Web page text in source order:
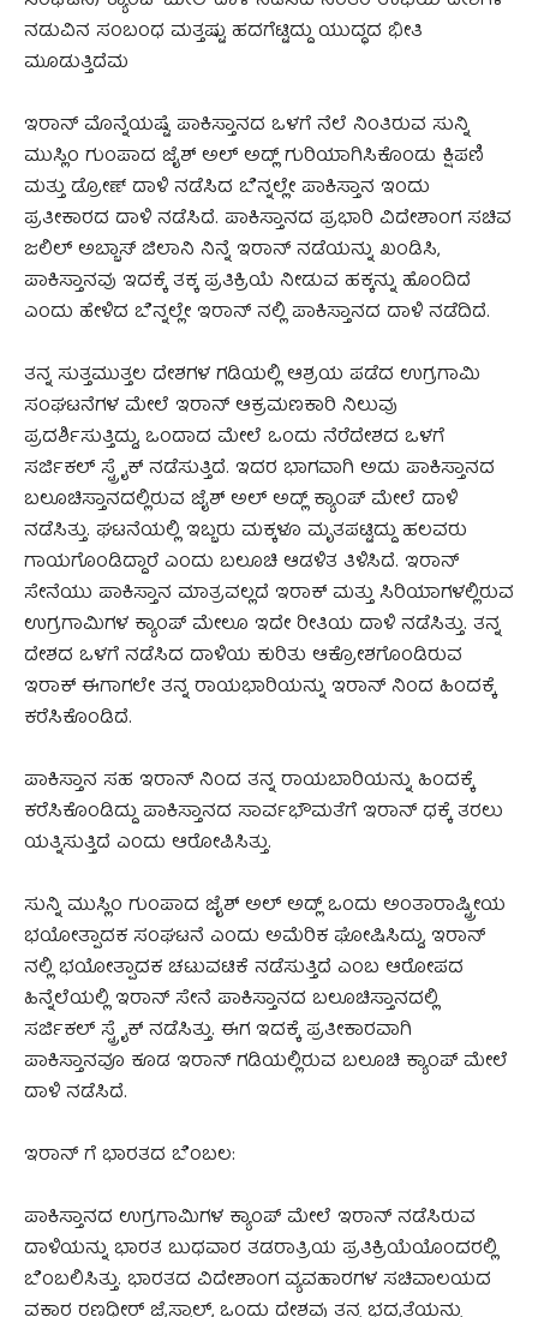
ನಡುವಿನ ಸಂಬಂಧ ಮತ್ತಷ್ಟು ಹದಗೆಟ್ಟಿದ್ದು ಯುದ್ಧದ ಭೀತಿ
ಮೂಡುತ್ತಿದೆಮ
ಇರಾನ್‌ ಮೊನ್ನೆಯಷ್ಟೆ ಪಾಕಿಸ್ತಾನದ ಒಳಗೆ ನೆಲೆ ನಿಂತಿರುವ ಸುನ್ನಿ
ಮುಸ್ಲಿಂ ಗುಂಪಾದ ಜೈಶ್‌ ಅಲ್‌ ಅದ್ಲ್‌ ಗುರಿಯಾಗಿಸಿಕೊಂಡು ಕ್ಷಿಪಣಿ
ಮತ್ತು ಡ್ರೋಣ್‌ ದಾಳಿ ನಡೆಸಿದ ಬೆನ್ನಲ್ಲೇ ಪಾಕಿಸ್ತಾನ ಇಂದು
ಪ್ರತೀಕಾರದ ದಾಳಿ ನಡೆಸಿದೆ. ಪಾಕಿಸ್ತಾನದ ಪ್ರಭಾರಿ ವಿದೇಶಾಂಗ ಸಚಿವ
ಜಲಿಲ್‌ ಅಬ್ಬಾಸ್ ಜಿಲಾನಿ ನಿನ್ನೆ ಇರಾನ್ ನಡೆಯನ್ನು ಖಂಡಿಸಿ,
ಪಾಕಿಸ್ತಾನವು ಇದಕ್ಕೆ ತಕ್ಕ ಪ್ರತಿಕ್ರಿಯೆ ನೀಡುವ ಹಕ್ಕನ್ನು ಹೊಂದಿದೆ
ಎಂದು ಹೇಳಿದ ಬೆನ್ನಲ್ಲೇ ಇರಾನ್‌ ನಲ್ಲಿ ಪಾಕಿಸ್ತಾನದ ದಾಳಿ ನಡೆದಿದೆ.
ತನ್ನ ಸುತ್ತಮುತ್ತಲ ದೇಶಗಳ ಗಡಿಯಲ್ಲಿ ಆಶ್ರಯ ಪಡೆದ ಉಗ್ರಗಾಮಿ
ಸಂಘಟನೆಗಳ ಮೇಲೆ ಇರಾನ್‌ ಆಕ್ರಮಣಕಾರಿ ನಿಲುವು
ಪ್ರದರ್ಶಿಸುತ್ತಿದ್ದು, ಒಂದಾದ ಮೇಲೆ ಒಂದು ನೆರೆದೇಶದ ಒಳಗೆ
ಸರ್ಜಿಕಲ್‌ ಸ್ಟ್ರೈಕ್‌ ನಡೆಸುತ್ತಿದೆ. ಇದರ ಭಾಗವಾಗಿ ಅದು ಪಾಕಿಸ್ತಾನದ
ಬಲೂಚಿಸ್ತಾನದಲ್ಲಿರುವ ಜೈಶ್‌ ಅಲ್‌ ಅದ್ಲ್‌ ಕ್ಯಾಂಪ್‌ ಮೇಲೆ ದಾಳಿ
ನಡೆಸಿತ್ತು. ಘಟನೆಯಲ್ಲಿ ಇಬ್ಬರು ಮಕ್ಕಳೂ ಮೃತಪಟ್ಟಿದ್ದು ಹಲವರು
ಗಾಯಗೊಂಡಿದ್ದಾರೆ ಎಂದು ಬಲೂಚಿ ಆಡಳಿತ ತಿಳಿಸಿದೆ. ಇರಾನ್‌
ಸೇನೆಯು ಪಾಕಿಸ್ತಾನ ಮಾತ್ರವಲ್ಲದೆ ಇರಾಕ್‌ ಮತ್ತು ಸಿರಿಯಾಗಳಲ್ಲಿರುವ
ಉಗ್ರಗಾಮಿಗಳ ಕ್ಯಾಂಪ್‌ ಮೇಲೂ ಇದೇ ರೀತಿಯ ದಾಳಿ ನಡೆಸಿತ್ತು. ತನ್ನ
ದೇಶದ ಒಳಗೆ ನಡೆಸಿದ ದಾಳಿಯ ಕುರಿತು ಆಕ್ರೋಶಗೊಂಡಿರುವ
ಇರಾಕ್‌ ಈಗಾಗಲೇ ತನ್ನ ರಾಯಭಾರಿಯನ್ನು ಇರಾನ್‌ ನಿಂದ ಹಿಂದಕ್ಕೆ
ಕರೆಸಿಕೊಂಡಿದೆ.
ಪಾಕಿಸ್ತಾನ ಸಹ ಇರಾನ್‌ ನಿಂದ ತನ್ನ ರಾಯಬಾರಿಯನ್ನು ಹಿಂದಕ್ಕೆ
ಕರೆಸಿಕೊಂಡಿದ್ದು ಪಾಕಿಸ್ತಾನದ ಸಾರ್ವಭೌಮತೆಗೆ ಇರಾನ್‌ ಧಕ್ಕೆ ತರಲು
ಯತ್ನಿಸುತ್ತಿದೆ ಎಂದು ಆರೋಪಿಸಿತ್ತು.
ಸುನ್ನಿ ಮುಸ್ಲಿಂ ಗುಂಪಾದ ಜೈಶ್‌ ಅಲ್‌ ಅದ್ಲ್‌ ಒಂದು ಅಂತಾರಾಷ್ಟ್ರೀಯ
ಭಯೋತ್ಪಾದಕ ಸಂಘಟನೆ ಎಂದು ಅಮೆರಿಕ ಘೋಷಿಸಿದ್ದು, ಇರಾನ್‌
ನಲ್ಲಿ ಭಯೋತ್ಪಾದಕ ಚಟುವಟಿಕೆ ನಡೆಸುತ್ತಿದೆ ಎಂಬ ಆರೋಪದ
ಹಿನ್ನೆಲೆಯಲ್ಲಿ ಇರಾನ್‌ ಸೇನೆ ಪಾಕಿಸ್ತಾನದ ಬಲೂಚಿಸ್ತಾನದಲ್ಲಿ
ಸರ್ಜಿಕಲ್‌ ಸ್ಟ್ರೈಕ್‌ ನಡೆಸಿತ್ತು. ಈಗ ಇದಕ್ಕೆ ಪ್ರತೀಕಾರವಾಗಿ
ಪಾಕಿಸ್ತಾನವೂ ಕೂಡ ಇರಾನ್‌ ಗಡಿಯಲ್ಲಿರುವ ಬಲೂಚಿ ಕ್ಯಾಂಪ್‌ ಮೇಲೆ
ದಾಳಿ ನಡೆಸಿದೆ.
ಇರಾನ್‌ ಗೆ ಭಾರತದ ಬೆಂಬಲ:
ಪಾಕಿಸ್ತಾನದ ಉಗ್ರಗಾಮಿಗಳ ಕ್ಯಾಂಪ್‌ ಮೇಲೆ ಇರಾನ್‌ ನಡೆಸಿರುವ
ದಾಳಿಯನ್ನು ಭಾರತ ಬುಧವಾರ ತಡರಾತ್ರಿಯ ಪ್ರತಿಕ್ರಿಯೆಯೊಂದರಲ್ಲಿ
ಬೆಂಬಲಿಸಿತ್ತು. ಭಾರತದ ವಿದೇಶಾಂಗ ವ್ಯವಹಾರಗಳ ಸಚಿವಾಲಯದ